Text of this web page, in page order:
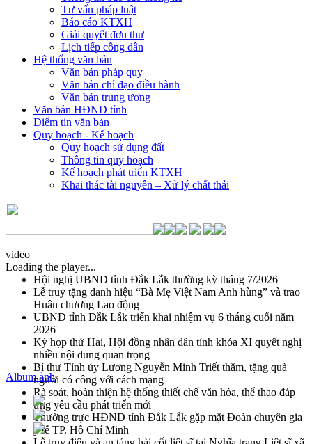
Tư vấn pháp luật
Báo cáo KTXH
Giải quyết đơn thư
Lịch tiếp công dân
Hệ thống văn bản
Văn bản pháp quy
Văn bản chỉ đạo điều hành
Văn bản trung ương
Văn bản HĐND tỉnh
Điểm tin văn bản
Quy hoạch - Kế hoạch
Quy hoạch sử dụng đất
Thông tin quy hoạch
Kế hoạch phát triển KTXH
Khai thác tài nguyên – Xử lý chất thải
video
Loading the player...
Hội nghị UBND tỉnh Đắk Lắk thường kỳ tháng 7/2026
Lễ truy tặng danh hiệu “Bà Mẹ Việt Nam Anh hùng” và trao
Huân chương Lao động
UBND tỉnh Đắk Lắk triển khai nhiệm vụ 6 tháng cuối năm
2026
Kỳ họp thứ Hai, Hội đồng nhân dân tỉnh khóa XI quyết nghị
nhiều nội dung quan trọng
Bí thư Tỉnh ủy Lương Nguyễn Minh Triết thăm, tặng quà
người có công với cách mạng
Rà soát, hoàn thiện hệ thống thiết chế văn hóa, thể thao đáp
ứng yêu cầu phát triển mới
Thường trực HĐND tỉnh Đắk Lắk gặp mặt Đoàn chuyên gia
y tế TP. Hồ Chí Minh
Album ảnh